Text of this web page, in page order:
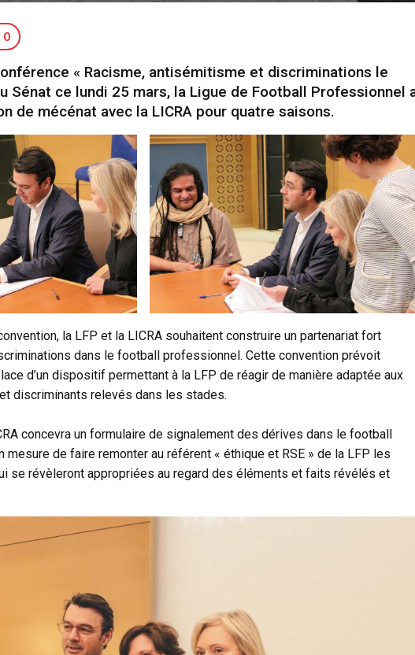
0
« Racisme, antisémitisme et discriminations le
Sénat ce lundi 25 mars, la Ligue de Football Professionnel
de mécénat avec la LICRA pour quatre saisons.
la LFP et la LICRA souhaitent construire un partenariat fort
dans le football professionnel. Cette convention prévoit
d’un dispositif permettant à la LFP de réagir de manière adaptée aux
discriminants relevés dans les stades.
concevra un formulaire de signalement des dérives dans le football
de faire remonter au référent « éthique et RSE » de la LFP les
se révèleront appropriées au regard des éléments et faits révélés et